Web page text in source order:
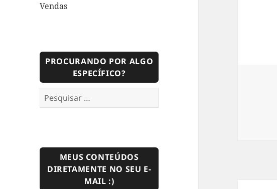
Vendas
PROCURANDO POR ALGO
ESPECÍFICO?
Pesquisar
por:
MEUS CONTEÚDOS
DIRETAMENTE NO SEU E-
MAIL :)